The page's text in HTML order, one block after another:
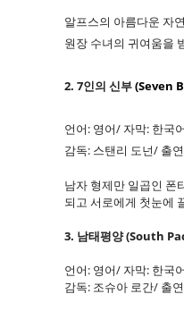
알프스의 아름다운 자
원장 수녀의 귀여움을
2. 7인의 신부(Seven
언어: 영어/ 자막: 한국
감독: 스탠리 도넌/ 출
남자 형제만 일곱인 폰
되고 서로에게 첫눈에
3. 남태평양 (South
언어: 영어/ 자막: 한국
감독: 조슈아 로간/ 출